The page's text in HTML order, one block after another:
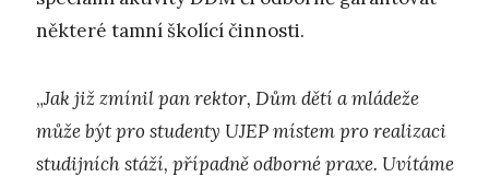
některé tamní školící činnosti.
„Jak již zmínil pan rektor, Dům dětí a mládeže
může být pro studenty UJEP místem pro realizaci
studijních stáží, případně odborné praxe. Uvítáme